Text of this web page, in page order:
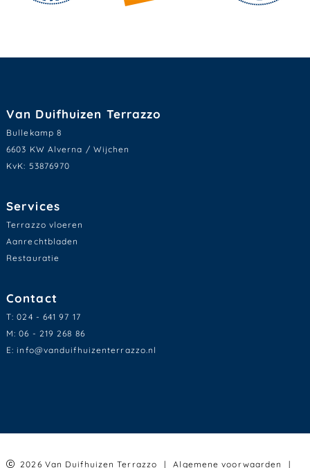
Van Duifhuizen Terrazzo
Bullekamp 8
6603 KW Alverna / Wijchen
KvK: 53876970
Services
Terrazzo vloeren
Aanrechtbladen
Restauratie
Contact
T:024 - 641 97 17
M:06 - 219 268 86
E:info@vanduifhuizenterrazzo.nl
2026 Van Duifhuizen Terrazzo | Algemene voorwaarden |